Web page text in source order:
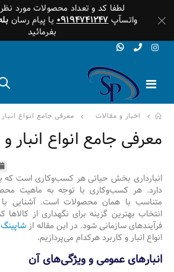
لطفا کد و تعداد محصولات مورد نظر
واتسآپ۰۹۱۹۴۷۴۱۲۴۷ یا پیام رسان
بفرمائید
اخبار و مقالات معرفی جامع انواع
معرفی جامع انواع انبار
انبارداری بخش حیاتی هر کسب‌وکاری است که
دارد. هر کسب‌وکاری با توجه به ماهیت
متناسب با همان محصولات است. آشنایی با
انتخاب بهترین گزینه برای نگهداری از
فرآیندهای سازمانی شود. در این مقاله از
انواع انبار و کاربرد هرکدام می‌پردازیم.
انبارهای عمومی و ویژگی‌های آن